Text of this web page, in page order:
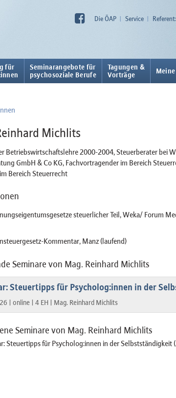
Die ÖAP Service
für
Seminarangebote für
psychosoziale Berufe
Tagungen &
Vorträge
Meine
Michlits
Betriebswirtschaftslehre 2000-2004, Steuerberater bei
GmbH & Co KG, Fachvortragender im Bereich
Bereich Steuerrecht
steuerlicher Teil, Weka/ Forum
Kommentar, Manz (laufend)
Seminare von Mag. Reinhard Michlits
Steuertipps für Psycholog:innen in der
| online | 4 EH | Mag. Reinhard Michlits
Seminare von Mag. Reinhard Michlits
Steuertipps für Psycholog:innen in der Selbstständigkeit